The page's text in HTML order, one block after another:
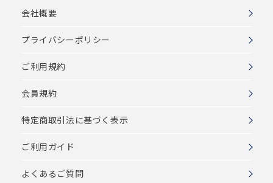
会社概要
プライバシーポリシー
ご利用規約
会員規約
特定商取引法に基づく表示
ご利用ガイド
よくあるご質問